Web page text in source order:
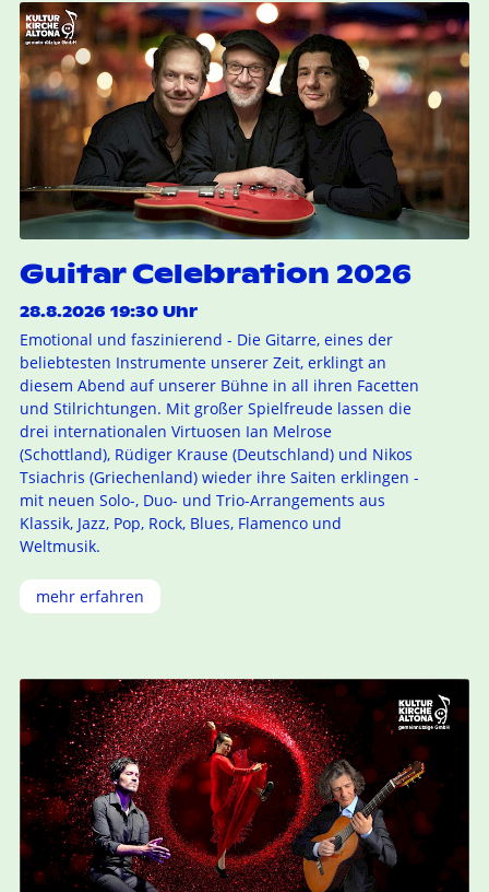
Guitar Celebration 2026
28.8.2026 19:30 Uhr
Emotional und faszinierend - Die Gitarre, eines der
beliebtesten Instrumente unserer Zeit, erklingt an
diesem Abend auf unserer Bühne in all ihren Facetten
und Stilrichtungen. Mit großer Spielfreude lassen die
drei internationalen Virtuosen Ian Melrose
(Schottland), Rüdiger Krause (Deutschland) und Nikos
Tsiachris (Griechenland) wieder ihre Saiten erklingen -
mit neuen Solo-, Duo- und Trio-Arrangements aus
Klassik, Jazz, Pop, Rock, Blues, Flamenco und
Weltmusik.
mehr erfahren